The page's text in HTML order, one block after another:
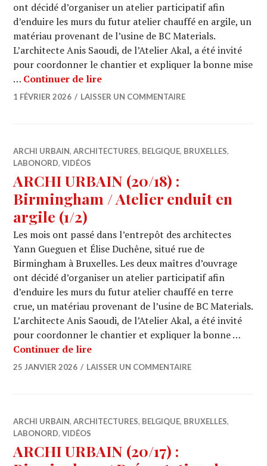
ont décidé d’organiser un atelier participatif afin
d’enduire les murs du futur atelier chauffé en argile, un
matériau provenant de l’usine de BC Materials.
L’architecte Anis Saoudi, de l’Atelier Akal, a été invité
pour coordonner le chantier et expliquer la bonne mise
… Continuer de lireARCHI URBAIN (20/19) :
1 FÉVRIER 2026 LAISSER UN COMMENTAIRE
ARCHI URBAIN,ARCHITECTURES, BELGIQUE, BRUXELLES,
LABONORD,VIDÉOS
ARCHI URBAIN (20/18) :
Birmingham / Atelier enduit en
argile (1/2)
Les mois ont passé dans l’entrepôt des architectes
Yann Gueguen et Élise Duchêne, situé rue de
Birmingham à Bruxelles. Les deux maîtres d’ouvrage
ont décidé d’organiser un atelier participatif afin
d’enduire les murs du futur atelier chauffé en terre
crue, un matériau provenant de l’usine de BC Materials.
L’architecte Anis Saoudi, de l’Atelier Akal, a été invité
pour coordonner le chantier et expliquer la bonne …
Continuer de lireARCHI URBAIN (20/18) :
25 JANVIER 2026 LAISSER UN COMMENTAIRE
ARCHI URBAIN,ARCHITECTURES, BELGIQUE, BRUXELLES,
LABONORD,VIDÉOS
ARCHI URBAIN (20/17) :